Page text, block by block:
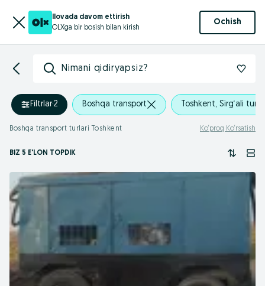
Ilovada davom ettirish
OLXga bir bosish bilan kirish
Ochish
Nimani qidiryapsiz?
Filtrlar·2 Boshqa transport Toshkent, Sirg‘ali
Boshqa transport turlari Toshkent Ko‘proq Ko‘rsatish
BIZ 5 E'LON TOPDIK